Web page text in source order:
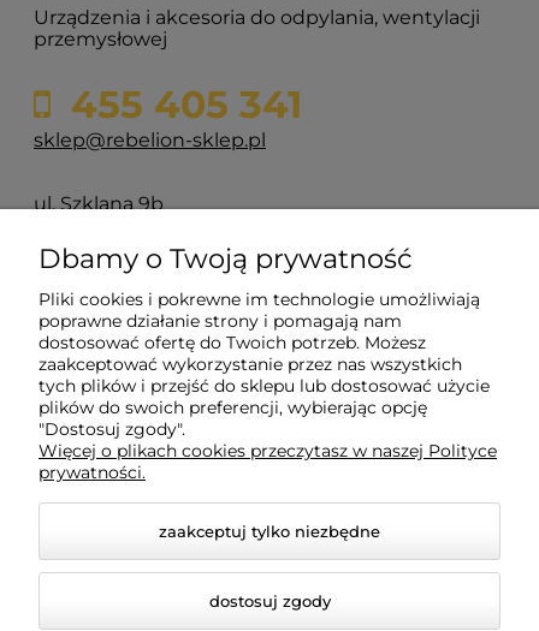
Urządzenia i akcesoria do odpylania, wentylacji
przemysłowej
455 405 341
sklep@rebelion-sklep.pl
ul. Szklana 9b
Pomoc
Moje konto
Płatności i dostawa
Dbamy o Twoją prywatność
Pliki cookies i pokrewne im technologie umożliwiają
poprawne działanie strony i pomagają nam
dostosować ofertę do Twoich potrzeb. Możesz
zaakceptować wykorzystanie przez nas wszystkich
tych plików i przejść do sklepu lub dostosować użycie
plików do swoich preferencji, wybierając opcję
"Dostosuj zgody".
Więcej o plikach cookies przeczytasz w naszej Polityce
prywatności.
zaakceptuj tylko niezbędne
dostosuj zgody